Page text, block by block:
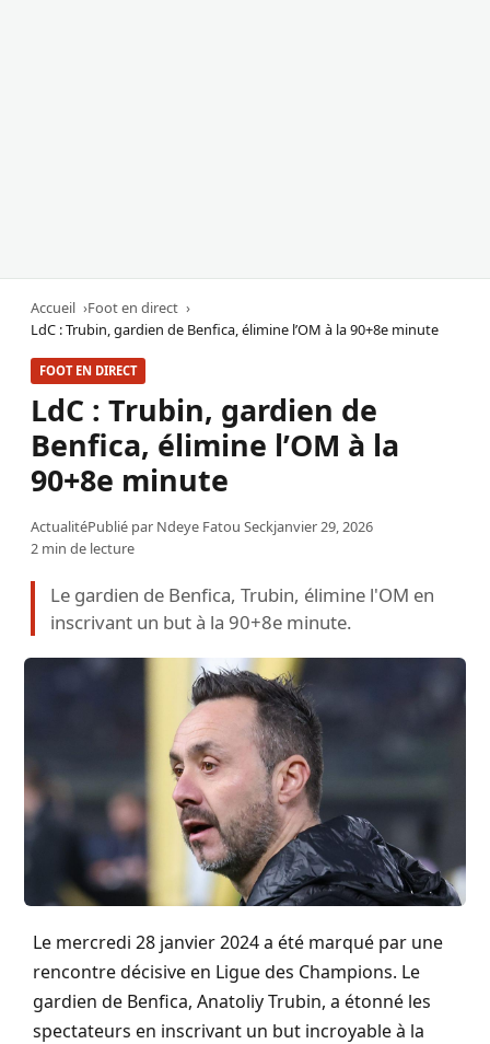
Accueil
Foot en direct
LdC : Trubin, gardien de Benfica, élimine l’OM à la 90+8e minute
FOOT EN DIRECT
LdC : Trubin, gardien de
Benfica, élimine l’OM à la
90+8e minute
ActualitéPublié par Ndeye Fatou Seckjanvier 29, 2026
2 min de lecture
Le gardien de Benfica, Trubin, élimine l'OM en
inscrivant un but à la 90+8e minute.
Le mercredi 28 janvier 2024 a été marqué par une
rencontre décisive en Ligue des Champions. Le
gardien de Benfica, Anatoliy Trubin, a étonné les
spectateurs en inscrivant un but incroyable à la